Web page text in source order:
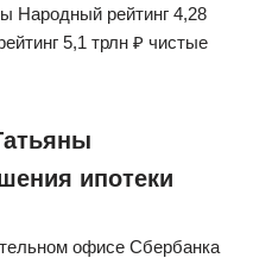
Народный рейтинг 4,28
5,1 трлн ₽ чистые
ипотеки
офисе Сбербанка